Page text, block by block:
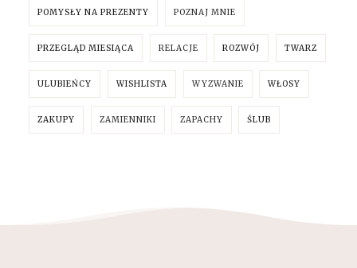
POMYSŁY NA PREZENTY POZNAJ MNIE
PRZEGLĄD MIESIĄCA RELACJE ROZWÓJ TWARZ
ULUBIEŃCY WISHLISTA WYZWANIE WŁOSY
ZAKUPY ZAMIENNIKI ZAPACHY ŚLUB